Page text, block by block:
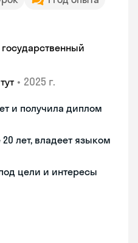
• 2025 г.
и получила диплом
лет, владеет языком
цели и интересы